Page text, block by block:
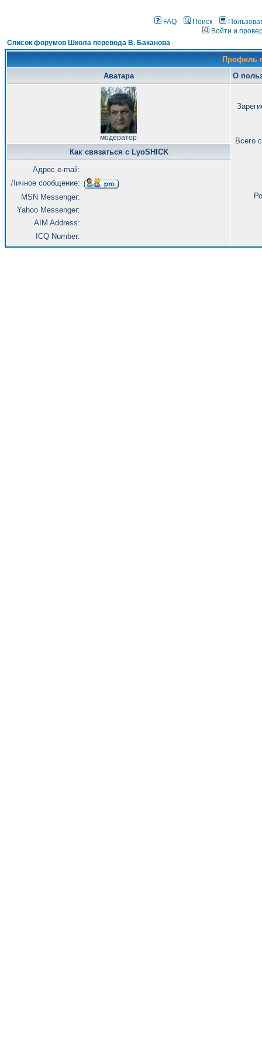
FAQ Поиск
Войти и
Список форумов Школа перевода В. Баканова
Профиль
Аватара
О
модератор Всего
Как связаться с LyoSHICK
Адрес e-mail:
Личное сообщение:
MSN Messenger:
Yahoo Messenger:
AIM Address:
ICQ Number: